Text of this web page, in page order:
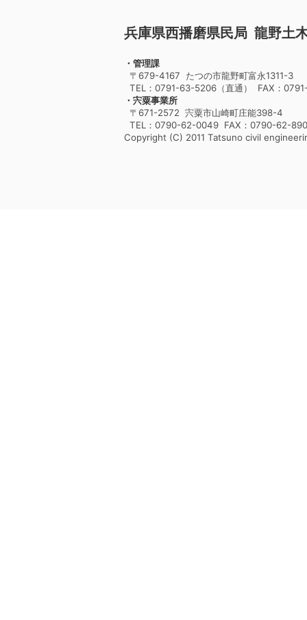
兵庫県西播磨県民局 龍野土
・管理課
〒679-4167 たつの市龍野町富永1311-3
TEL：0791-63-5206（直通） FAX：
・宍粟事業所
〒671-2572 宍粟市山崎町庄能398-4
TEL：0790-62-0049 FAX：0790-62-
Copyright (C) 2011 Tatsuno civil